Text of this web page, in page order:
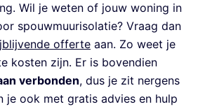
Wil je weten of jouw woning in
spouwmuurisolatie? Vraag dan
offerte aan. Zo weet je
kosten zijn. Er is bovendien
verbonden, dus je zit nergens
je ook met gratis advies en hulp